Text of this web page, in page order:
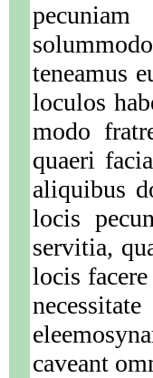
teneamus
loculos
modo
quaeri
aliquibus
locis
servitia,
locis
caveant